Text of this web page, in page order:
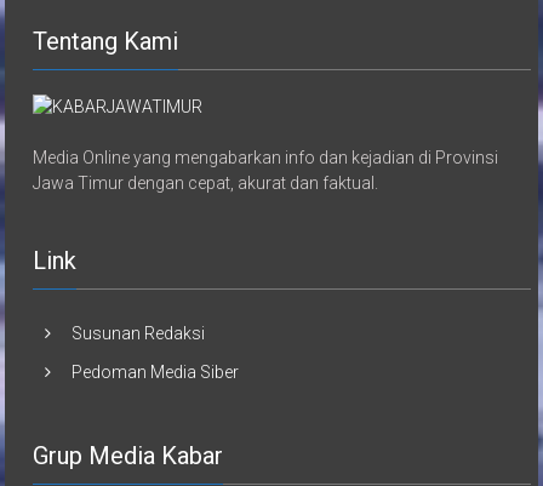
Tentang Kami
Media Online yang mengabarkan info dan kejadian di Provinsi
Jawa Timur dengan cepat, akurat dan faktual.
Link
Susunan Redaksi
Pedoman Media Siber
Grup Media Kabar